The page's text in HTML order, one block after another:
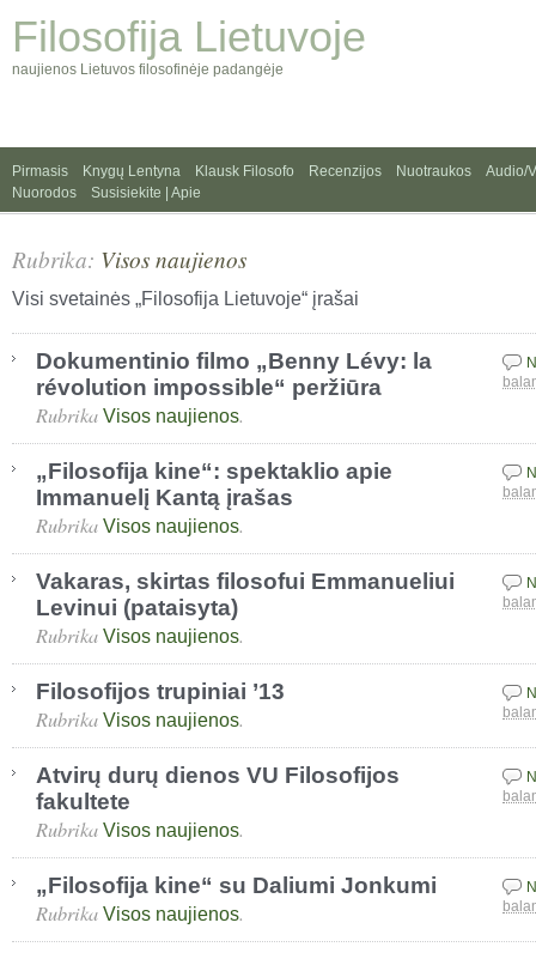
Filosofija Lietuvoje
naujienos Lietuvos filosofinėje padangėje
Pirmasis Knygų Lentyna Klausk Filosofo Recenzijos Nuotraukos
Audio/
Nuorodos
Susisiekite | Apie
Rubrika: Visos naujienos
Visi svetainės „Filosofija Lietuvoje“ įrašai
Dokumentinio filmo „Benny Lévy: la
révolution impossible“ peržiūra
Rubrika Visos naujienos.
„Filosofija kine“: spektaklio apie
Immanuelį Kantą įrašas
Rubrika Visos naujienos.
Vakaras, skirtas filosofui Emmanueliui
Levinui (pataisyta)
Rubrika Visos naujienos.
Filosofijos trupiniai ’13
Rubrika Visos naujienos.
Atvirų durų dienos VU Filosofijos
fakultete
Rubrika Visos naujienos.
„Filosofija kine“ su Daliumi Jonkumi
Rubrika Visos naujienos.